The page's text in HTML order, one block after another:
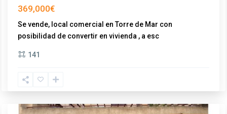
369,000€
Se vende, local comercial en Torre de Mar con
posibilidad de convertir en vivienda , a esc
141
del
Vélez-
Málaga